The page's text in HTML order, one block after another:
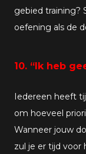
gebied training?
oefening als de
10. “Ik heb
Iedereen heeft
om hoeveel
Wanneer jouw
zul je er tijd voor